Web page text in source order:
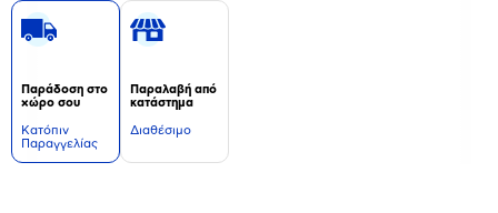
Παράδοση στο
χώρο σου
Kατόπιν
Παραγγελίας
Παραλαβή από
κατάστημα
Διαθέσιμο